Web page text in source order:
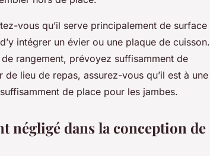
vous qu’il serve principalement de surface
intégrer un évier ou une plaque de cuisson.
rangement, prévoyez suffisamment de
lieu de repas, assurez-vous qu’il est à une
de place pour les jambes.
négligé dans la conception de